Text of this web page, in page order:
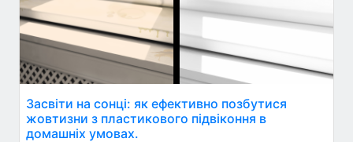
Засвіти на сонці: як ефективно позбутися
жовтизни з пластикового підвіконня в
домашніх умовах.